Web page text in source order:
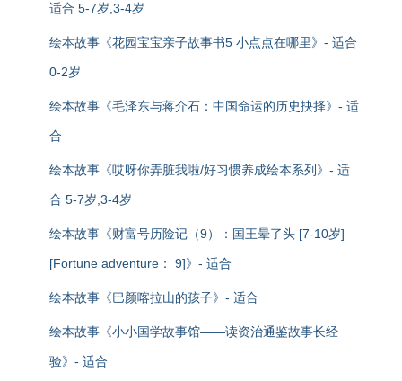
适合 5-7岁,3-4岁
绘本故事《花园宝宝亲子故事书5 小点点在哪里》- 适合
0-2岁
绘本故事《毛泽东与蒋介石：中国命运的历史抉择》- 适
合
绘本故事《哎呀你弄脏我啦/好习惯养成绘本系列》- 适
合 5-7岁,3-4岁
绘本故事《财富号历险记（9）：国王晕了头 [7-10岁]
[Fortune adventure： 9]》- 适合
绘本故事《巴颜喀拉山的孩子》- 适合
绘本故事《小小国学故事馆——读资治通鉴故事长经
验》- 适合